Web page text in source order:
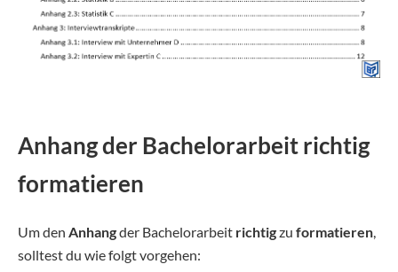
Anhang der Bachelorarbeit richtig
formatieren
Um den Anhangder Bachelorarbeit richtigzu formatieren,
solltest du wie folgt vorgehen: